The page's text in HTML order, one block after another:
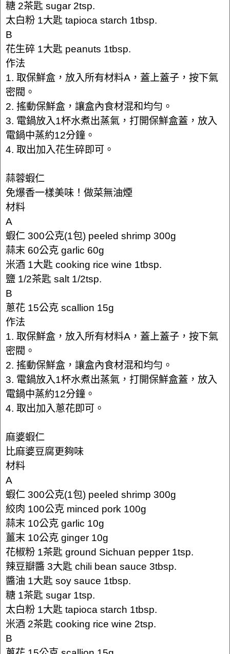
糖 2茶匙 sugar 2tsp.
太白粉 1大匙 tapioca starch 1tbsp.
B
花生碎 1大匙 peanuts 1tbsp.
作法
1. 取保鮮盒，放入所有材料A，蓋上蓋子，按下氣
密閥。
2. 搖動保鮮盒，讓盒內食材混和均勻。
3. 電鍋放入1杯水煮出蒸氣，打開保鮮盒蓋，放入
電鍋中蒸約12分鐘。
4. 取出加入花生碎即可。
蒜蓉蝦仁
免爆香一樣美味！做菜無油煙
材料
A
蝦仁 300公克(1包) peeled shrimp 300g
蒜末 60公克 garlic 60g
米酒 1大匙 cooking rice wine 1tbsp.
鹽 1/2茶匙 salt 1/2tsp.
B
蔥花 15公克 scallion 15g
作法
1. 取保鮮盒，放入所有材料A，蓋上蓋子，按下氣
密閥。
2. 搖動保鮮盒，讓盒內食材混和均勻。
3. 電鍋放入1杯水煮出蒸氣，打開保鮮盒蓋，放入
電鍋中蒸約12分鐘。
4. 取出加入蔥花即可。
麻婆蝦仁
比麻婆豆腐更夠味
材料
A
蝦仁 300公克(1包) peeled shrimp 300g
絞肉 100公克 minced pork 100g
蒜末 10公克 garlic 10g
薑末 10公克 ginger 10g
花椒粉 1茶匙 ground Sichuan pepper 1tsp.
辣豆瓣醬 3大匙 chili bean sauce 3tbsp.
醬油 1大匙 soy sauce 1tbsp.
糖 1茶匙 sugar 1tsp.
太白粉 1大匙 tapioca starch 1tbsp.
米酒 2茶匙 cooking rice wine 2tsp.
B